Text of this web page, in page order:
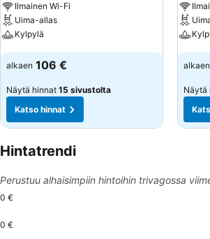
Ilmainen Wi-Fi
Uima-allas
Kylpylä
Katso hinnat
alkaen 106 €
Näytä hinnat 15 sivustolta
Katso hinnat
alkaen
Näytä
Hintatrendi
Perustuu alhaisimpiin hintoihin trivagossa
0 €
0 €